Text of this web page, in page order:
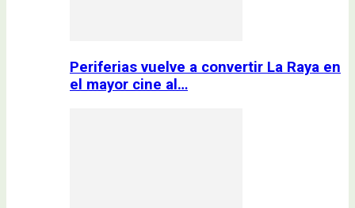
Periferias vuelve a convertir La Raya en
el mayor cine al…